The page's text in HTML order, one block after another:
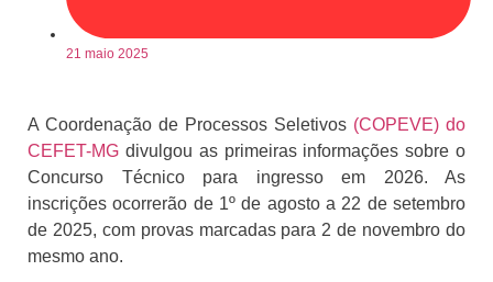
21 maio 2025
A Coordenação de Processos Seletivos (COPEVE) do
CEFET-MG divulgou as primeiras informações sobre o
Concurso Técnico para ingresso em 2026. As
inscrições ocorrerão de 1º de agosto a 22 de setembro
de 2025, com provas marcadas para 2 de novembro do
mesmo ano.